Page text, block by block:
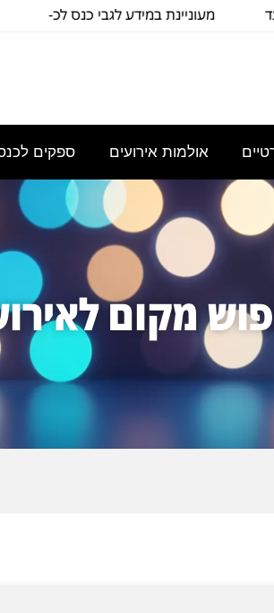
מעוניינת במידע לגבי כנס לכ-
אני
אולמות אירועים ספקים
מקום